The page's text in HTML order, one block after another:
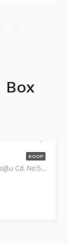
KOOP